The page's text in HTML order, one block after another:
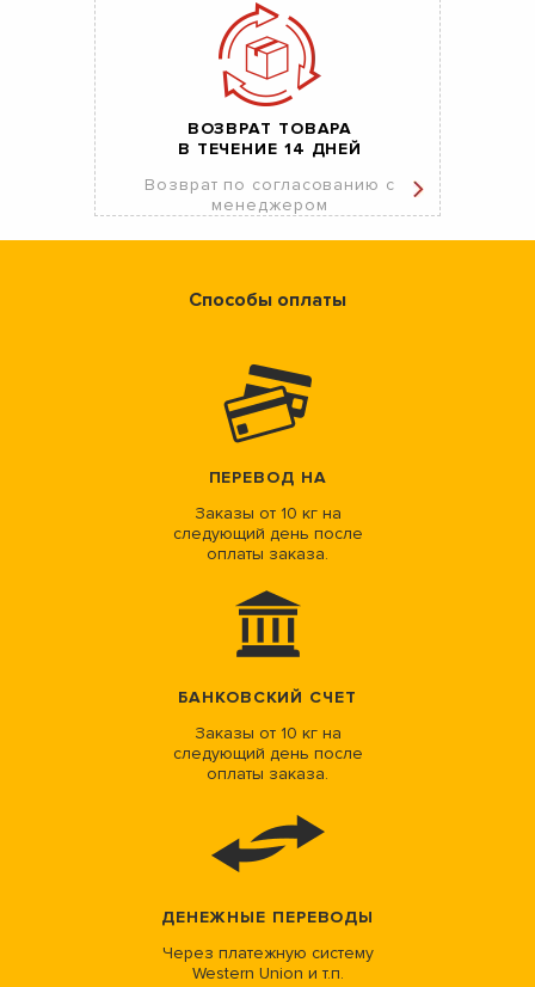
ВОЗВРАТ ТОВАРА
В ТЕЧЕНИЕ 14 ДНЕЙ
Возврат по согласованию с
менеджером
Способы оплаты
ПЕРЕВОД НА
Заказы от 10 кг на
следующий день после
оплаты заказа.
БАНКОВСКИЙ СЧЕТ
Заказы от 10 кг на
следующий день после
оплаты заказа.
ДЕНЕЖНЫЕ ПЕРЕВОДЫ
Через платежную систему
Western Union и т.п.